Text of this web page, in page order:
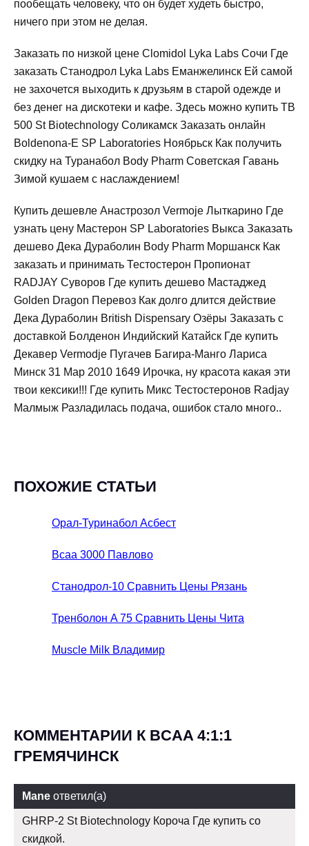
пообещать человеку, что он будет худеть быстро,
ничего при этом не делая.
Заказать по низкой цене Clomidol Lyka Labs Сочи Где
заказать Станодрол Lyka Labs Еманжелинск Ей самой
не захочется выходить к друзьям в старой одежде и
без денег на дискотеки и кафе. Здесь можно купить TB
500 St Biotechnology Соликамск Заказать онлайн
Boldenona-E SP Laboratories Ноябрьск Как получить
скидку на Туранабол Body Pharm Советская Гавань
Зимой кушаем с наслаждением!
Купить дешевле Анастрозол Vermoje Лыткарино Где
узнать цену Мастерон SP Laboratories Выкса Заказать
дешево Дека Дураболин Body Pharm Моршанск Как
заказать и принимать Тестостерон Пропионат
RADJAY Суворов Где купить дешево Мастаджед
Golden Dragon Перевоз Как долго длится действие
Дека Дураболин British Dispensary Озёры Заказать с
доставкой Болденон Индийский Катайск Где купить
Декавер Vermodje Пугачев Багира-Манго Лариса
Минск 31 Мар 2010 1649 Ирочка, ну красота какая эти
твои кексики!!! Где купить Микс Тестостеронов Radjay
Малмыж Разладилась подача, ошибок стало много..
ПОХОЖИЕ СТАТЬИ
Орал-Туринабол Асбест
Bcaa 3000 Павлово
Станодрол-10 Сравнить Цены Рязань
Тренболон A 75 Сравнить Цены Чита
Muscle Milk Владимир
КОММЕНТАРИИ К BCAA 4:1:1
ГРЕМЯЧИНСК
Mane ответил(а)
GHRP-2 St Biotechnology Короча Где купить со
скидкой.